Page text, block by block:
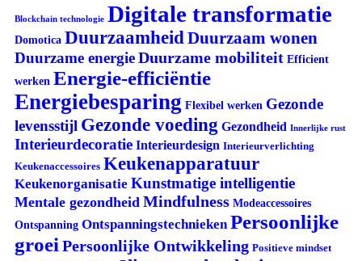
Blockchain technologie Digitale transformatie
Domotica DuurzaamheidDuurzaam wonen
Duurzame energieDuurzame mobiliteit Efficient
werken Energie-efficiëntie
Energiebesparing Flexibel werken Gezonde
levensstijl Gezonde voeding Gezondheid Innerlijke rust
Interieurdecoratie Interieurdesign Interieurverlichting
Keukenaccessoires Keukenapparatuur
Keukenorganisatie Kunstmatige intelligentie
Mentale gezondheid Mindfulness Modeaccessoires
Ontspanning Ontspanningstechnieken Persoonlijke
groei Persoonlijke Ontwikkeling Positieve mindset